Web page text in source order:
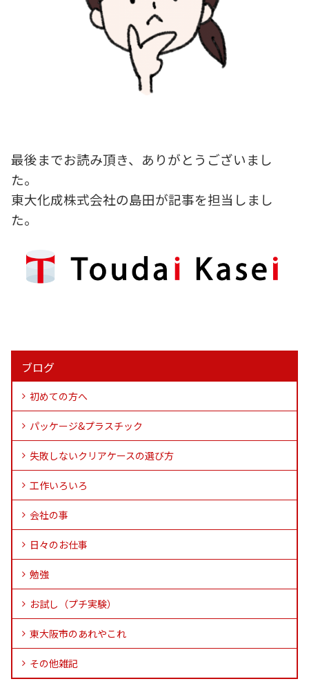
最後までお読み頂き、ありがとうございまし
た。
東大化成株式会社の島田が記事を担当しまし
た。
ブログ
初めての方へ
パッケージ&プラスチック
失敗しないクリアケースの選び方
工作いろいろ
会社の事
日々のお仕事
勉強
お試し（プチ実験）
東大阪市のあれやこれ
その他雑記